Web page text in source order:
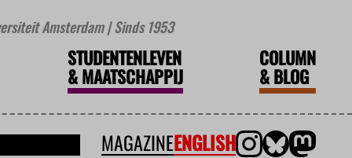
Amsterdam | Sinds 1953
STUDENTENLEVEN
&MAATSCHAPPIJ
COLUMN
&BLOG
MAGAZINEENGLISH